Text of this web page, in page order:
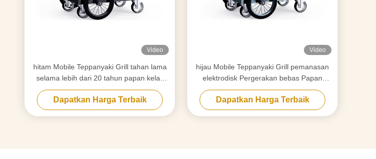
Video
hitam Mobile Teppanyaki Grill tahan lama
selama lebih dari 20 tahun papan kelas
makanan Hibachi Grill Table
Dapatkan Harga Terbaik
Video
hijau Mobile Teppanyaki Grill pemanasan
elektrodisk Pergerakan bebas Papan
kelas makanan Hibachi Grill Table
Dapatkan Harga Terbaik